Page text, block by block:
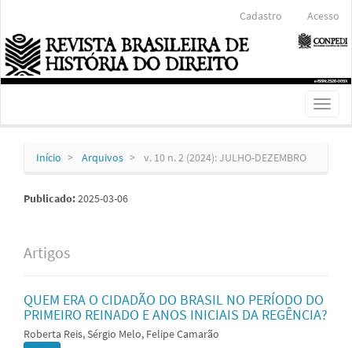
Conteúdo
principal
Barra
Lateral
Cadastro Acesso
Toggle
Início Arquivos v. 10 n. 2 (2024): JULHO-DEZEMBRO
Publicado:2025-03-06
Artigos
QUEM ERA O CIDADÃO DO BRASIL NO PERÍODO DO
PRIMEIRO REINADO E ANOS INICIAIS DA REGÊNCIA?
Roberta Reis, Sérgio Melo, Felipe Camarão